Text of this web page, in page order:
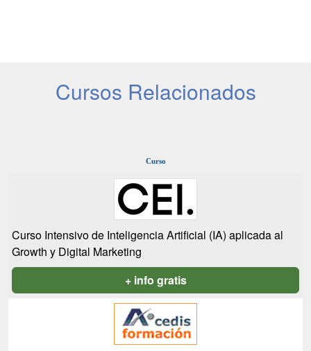
Cursos Relacionados
Curso
Curso Intensivo de Inteligencia Artificial (IA) aplicada al
Growth y Digital Marketing
+ info gratis